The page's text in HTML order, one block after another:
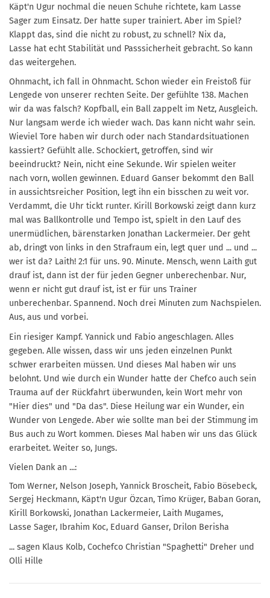
Käpt'n Ugur nochmal die neuen Schuhe richtete, kam Lasse
Sager zum Einsatz. Der hatte super trainiert. Aber im Spiel?
Klappt das, sind die nicht zu robust, zu schnell? Nix da,
Lasse hat echt Stabilität und Passsicherheit gebracht. So kann
das weitergehen.
Ohnmacht, ich fall in Ohnmacht. Schon wieder ein Freistoß für
Lengede von unserer rechten Seite. Der gefühlte 138. Machen
wir da was falsch? Kopfball, ein Ball zappelt im Netz, Ausgleich.
Nur langsam werde ich wieder wach. Das kann nicht wahr sein.
Wieviel Tore haben wir durch oder nach Standardsituationen
kassiert? Gefühlt alle. Schockiert, getroffen, sind wir
beeindruckt? Nein, nicht eine Sekunde. Wir spielen weiter
nach vorn, wollen gewinnen. Eduard Ganser bekommt den Ball
in aussichtsreicher Position, legt ihn ein bisschen zu weit vor.
Verdammt, die Uhr tickt runter. Kirill Borkowski zeigt dann kurz
mal was Ballkontrolle und Tempo ist, spielt in den Lauf des
unermüdlichen, bärenstarken Jonathan Lackermeier. Der geht
ab, dringt von links in den Strafraum ein, legt quer und ... und ...
wer ist da? Laith! 2:1 für uns. 90. Minute. Mensch, wenn Laith gut
drauf ist, dann ist der für jeden Gegner unberechenbar. Nur,
wenn er nicht gut drauf ist, ist er für uns Trainer
unberechenbar. Spannend. Noch drei Minuten zum Nachspielen.
Aus, aus und vorbei.
Ein riesiger Kampf. Yannick und Fabio angeschlagen. Alles
gegeben. Alle wissen, dass wir uns jeden einzelnen Punkt
schwer erarbeiten müssen. Und dieses Mal haben wir uns
belohnt. Und wie durch ein Wunder hatte der Chefco auch sein
Trauma auf der Rückfahrt überwunden, kein Wort mehr von
"Hier dies" und "Da das". Diese Heilung war ein Wunder, ein
Wunder von Lengede. Aber wie sollte man bei der Stimmung im
Bus auch zu Wort kommen. Dieses Mal haben wir uns das Glück
erarbeitet. Weiter so, Jungs.
Vielen Dank an ...:
Tom Werner, Nelson Joseph, Yannick Broscheit, Fabio Bösebeck,
Sergej Heckmann, Käpt'n Ugur Özcan, Timo Krüger, Baban Goran,
Kirill Borkowski, Jonathan Lackermeier, Laith Mugames,
Lasse Sager, Ibrahim Koc, Eduard Ganser, Drilon Berisha
... sagen Klaus Kolb, Cochefco Christian "Spaghetti" Dreher und
Olli Hille